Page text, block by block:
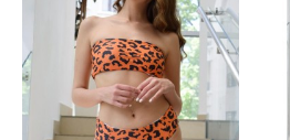
КУПИТЬ
ПОДРОБНЕЕ